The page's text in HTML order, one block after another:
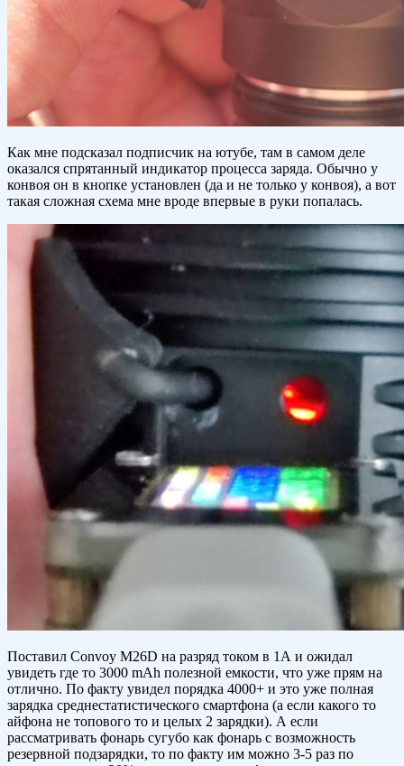
Как мне подсказал подписчик на ютубе, там в самом деле
оказался спрятанный индикатор процесса заряда. Обычно у
конвоя он в кнопке установлен (да и не только у конвоя), а вот
такая сложная схема мне вроде впервые в руки попалась.
Поставил Convoy M26D на разряд током в 1А и ожидал
увидеть где то 3000 mAh полезной емкости, что уже прям на
отлично. По факту увидел порядка 4000+ и это уже полная
зарядка среднестатистического смартфона (а если какого то
айфона не топового то и целых 2 зарядки). А если
рассматривать фонарь сугубо как фонарь с возможность
резервной подзарядки, то по факту им можно 3-5 раз по